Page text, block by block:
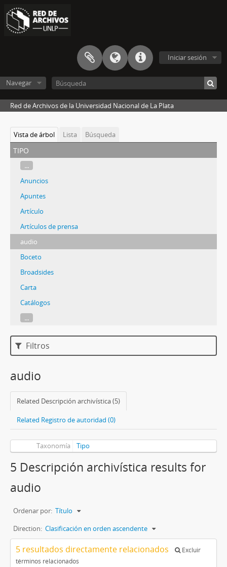
Iniciar sesión
Navegar
Red de Archivos de la Universidad Nacional de La Plata
Vista de árbol Lista Búsqueda
tipo
...
Anuncios
Apuntes
Artículo
Artículos de prensa
audio
Boceto
Broadsides
Carta
Catálogos
...
Filtros
audio
Related Descripción archivística (5)
Related Registro de autoridad (0)
Taxonomía Tipo
5 Descripción archivística results for
audio
Ordenar por: Título
Direction: Clasificación en orden ascendente
5 resultados directamente relacionados
Excluir
términos relacionados